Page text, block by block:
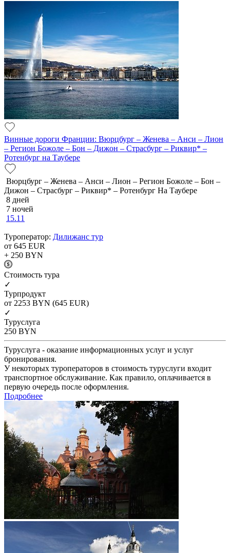
Винные дороги Франции: Вюрцбург – Женева – Анси – Лион
– Регион Божоле – Бон – Дижон – Страсбург – Риквир* –
Ротенбург на Таубере
Вюрцбург – Женева – Анси – Лион – Регион Божоле – Бон –
Дижон – Страсбург – Риквир* – Ротенбург На Таубере
8 дней
7 ночей
15.11
Туроператор: Дилижанс тур
от 645 EUR
+ 250 BYN
Cтоимость тура
✓
Турпродукт
от 2253 BYN (645 EUR)
✓
Туруслуга
250 BYN
Туруслуга - оказание информационных услуг и услуг
бронирования.
У некоторых туроператоров в стоимость туруслуги входит
транспортное обслуживание. Как правило, оплачивается в
первую очередь после оформления.
Подробнее